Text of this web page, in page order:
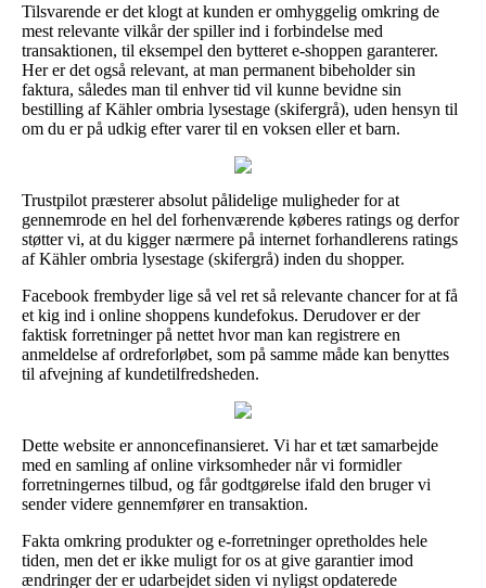
Tilsvarende er det klogt at kunden er omhyggelig omkring de
mest relevante vilkår der spiller ind i forbindelse med
transaktionen, til eksempel den bytteret e-shoppen garanterer.
Her er det også relevant, at man permanent bibeholder sin
faktura, således man til enhver tid vil kunne bevidne sin
bestilling af Kähler ombria lysestage (skifergrå), uden hensyn til
om du er på udkig efter varer til en voksen eller et barn.
Trustpilot præsterer absolut pålidelige muligheder for at
gennemrode en hel del forhenværende køberes ratings og derfor
støtter vi, at du kigger nærmere på internet forhandlerens ratings
af Kähler ombria lysestage (skifergrå) inden du shopper.
Facebook frembyder lige så vel ret så relevante chancer for at få
et kig ind i online shoppens kundefokus. Derudover er der
faktisk forretninger på nettet hvor man kan registrere en
anmeldelse af ordreforløbet, som på samme måde kan benyttes
til afvejning af kundetilfredsheden.
Dette website er annoncefinansieret. Vi har et tæt samarbejde
med en samling af online virksomheder når vi formidler
forretningernes tilbud, og får godtgørelse ifald den bruger vi
sender videre gennemfører en transaktion.
Fakta omkring produkter og e-forretninger opretholdes hele
tiden, men det er ikke muligt for os at give garantier imod
ændringer der er udarbejdet siden vi nyligst opdaterede